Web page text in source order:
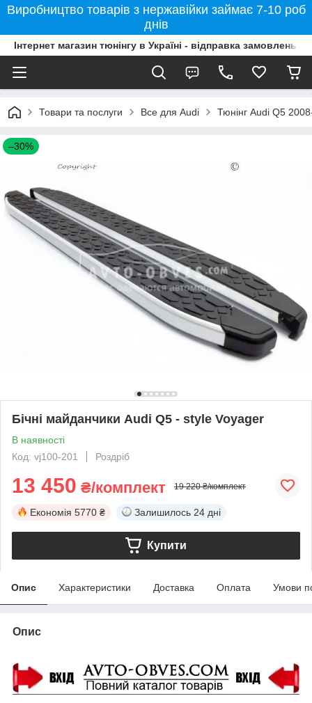
Виробництво товарів з нержавійки займає 7-10 роб
днів
Інтернет магазин тюнінгу в Україні - відправка замовлень
Товари та послуги Все для Audi Тюнінг Audi Q5
–30%
Бічні майданчики Audi Q5 - style Voyager
В наявності
Код: vj100-201
Роздріб
13 450 ₴/комплект 19 220 ₴/комплект
Економія 5770 ₴ Залишилось 24 дні
Купити
Опис Характеристики Доставка Оплата Умови
Опис